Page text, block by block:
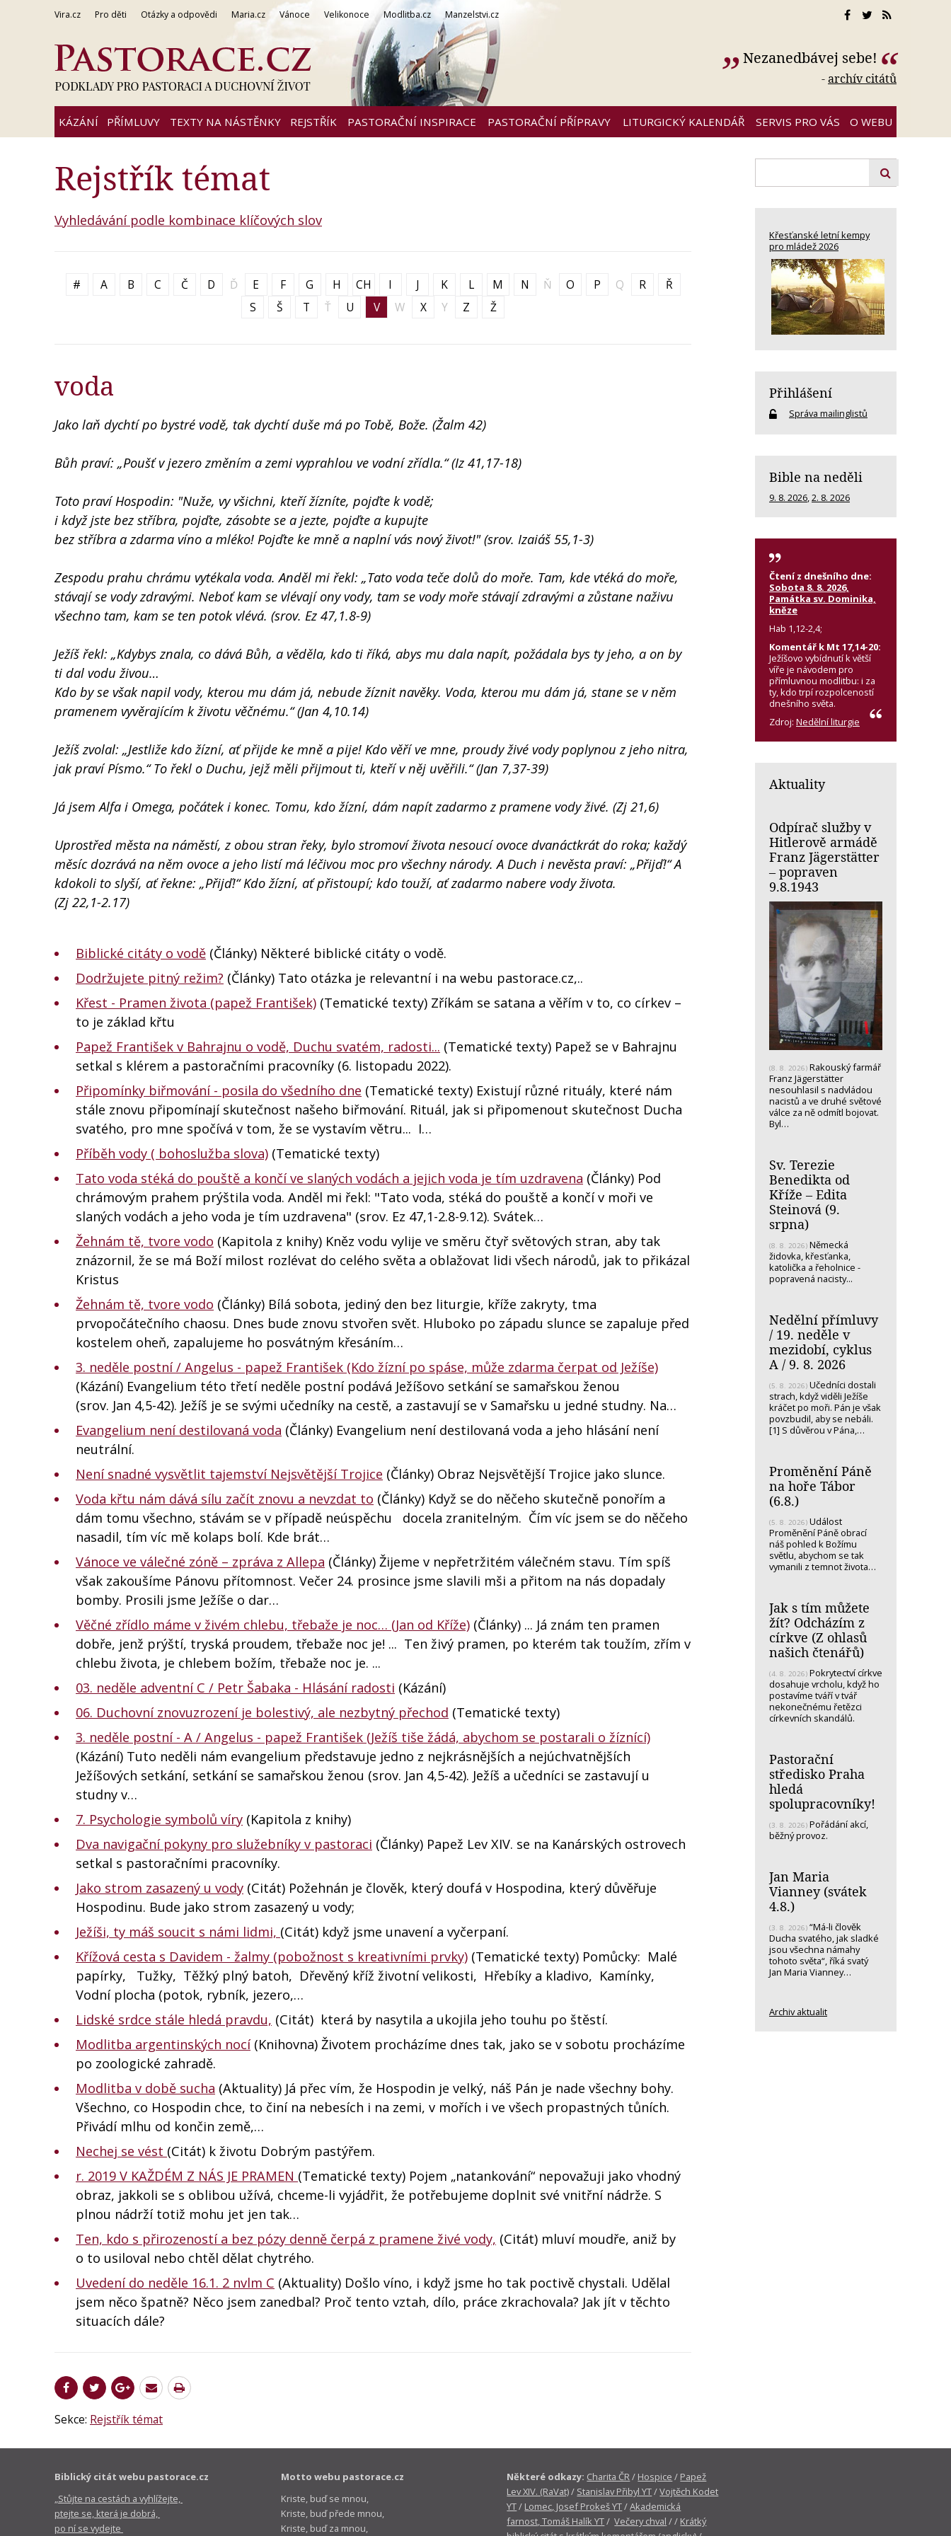
Vira.cz Pro děti Otázky a odpovědi Maria.cz Vánoce Velikonoce Modlitba.cz Manzelstvi.cz
Nezanedbávej sebe!
-archív citátů
KÁZÁNÍ PŘÍMLUVY TEXTY NA NÁSTĚNKY REJSTŘÍK PASTORAČNÍ INSPIRACE PASTORAČNÍ PŘÍPRAVY LITURGICKÝ KALENDÁŘ SERVIS PRO VÁS O WEBU
Rejstřík témat
Vyhledávání podle kombinace klíčových slov
# A B C Č D Ď E F G H CH I J K L M N Ň O P Q R
Ř
S
Š T Ť U V W X Y Z Ž
voda
Jako laň dychtí po bystré vodě, tak dychtí duše má po Tobě, Bože. (Žalm 42)
Bůh praví: „Poušť v jezero změním a zemi vyprahlou ve vodní zřídla.“ (Iz 41,17-18)
Toto praví Hospodin: "Nuže, vy všichni, kteří žízníte, pojďte k vodě;
i když jste bez stříbra, pojďte, zásobte se a jezte, pojďte a kupujte
bez stříbra a zdarma víno a mléko! Pojďte ke mně a naplní vás nový život!" (srov. Izaiáš 55,1-3)
Zespodu prahu chrámu vytékala voda. Anděl mi řekl: „Tato voda teče dolů do moře. Tam, kde vtéká do moře,
stávají se vody zdravými. Neboť kam se vlévají ony vody, tam se vody moře stávají zdravými a zůstane naživu
všechno tam, kam se ten potok vlévá. (srov. Ez 47,1.8-9)
Ježíš řekl: „Kdybys znala, co dává Bůh, a věděla, kdo ti říká, abys mu dala napít, požádala bys ty jeho, a on by
ti dal vodu živou…
Kdo by se však napil vody, kterou mu dám já, nebude žíznit navěky. Voda, kterou mu dám já, stane se v něm
pramenem vyvěrajícím k životu věčnému.“ (Jan 4,10.14)
Ježíš zvolal: „Jestliže kdo žízní, ať přijde ke mně a pije! Kdo věří ve mne, proudy živé vody poplynou z jeho nitra,
jak praví Písmo.“ To řekl o Duchu, jejž měli přijmout ti, kteří v něj uvěřili.“ (Jan 7,37-39)
Já jsem Alfa i Omega, počátek i konec. Tomu, kdo žízní, dám napít zadarmo z pramene vody živé. (Zj 21,6)
Uprostřed města na náměstí, z obou stran řeky, bylo stromoví života nesoucí ovoce dvanáctkrát do roka; každý
měsíc dozrává na něm ovoce a jeho listí má léčivou moc pro všechny národy. A Duch i nevěsta praví: „Přijď!“ A
kdokoli to slyší, ať řekne: „Přijď!“ Kdo žízní, ať přistoupí; kdo touží, ať zadarmo nabere vody života.
(Zj 22,1-2.17)
Biblické citáty o vodě (Články) Některé biblické citáty o vodě.
Dodržujete pitný režim? (Články) Tato otázka je relevantní i na webu pastorace.cz,..
Křest - Pramen života (papež František) (Tematické texty) Zříkám se satana a věřím v to, co církev –
to je základ křtu
Papež František v Bahrajnu o vodě, Duchu svatém, radosti... (Tematické texty) Papež se v Bahrajnu
setkal s klérem a pastoračními pracovníky (6. listopadu 2022).
Připomínky biřmování - posila do všedního dne (Tematické texty) Existují různé rituály, které nám
stále znovu připomínají skutečnost našeho biřmování. Rituál, jak si připomenout skutečnost Ducha
svatého, pro mne spočívá v tom, že se vystavím větru... I…
Příběh vody ( bohoslužba slova) (Tematické texty)
Tato voda stéká do pouště a končí ve slaných vodách a jejich voda je tím uzdravena (Články) Pod
chrámovým prahem prýštila voda. Anděl mi řekl: "Tato voda, stéká do pouště a končí v moři ve
slaných vodách a jeho voda je tím uzdravena" (srov. Ez 47,1-2.8-9.12). Svátek…
Žehnám tě, tvore vodo (Kapitola z knihy) Kněz vodu vylije ve směru čtyř světových stran, aby tak
znázornil, že se má Boží milost rozlévat do celého světa a oblažovat lidi všech národů, jak to přikázal
Kristus
Žehnám tě, tvore vodo (Články) Bílá sobota, jediný den bez liturgie, kříže zakryty, tma
prvopočátečního chaosu. Dnes bude znovu stvořen svět. Hluboko po západu slunce se zapaluje před
kostelem oheň, zapalujeme ho posvátným křesáním…
3. neděle postní / Angelus - papež František (Kdo žízní po spáse, může zdarma čerpat od Ježíše)
(Kázání) Evangelium této třetí neděle postní podává Ježíšovo setkání se samařskou ženou
(srov. Jan 4,5-42). Ježíš je se svými učedníky na cestě, a zastavují se v Samařsku u jedné studny. Na…
Evangelium není destilovaná voda (Články) Evangelium není destilovaná voda a jeho hlásání není
neutrální.
Není snadné vysvětlit tajemství Nejsvětější Trojice (Články) Obraz Nejsvětější Trojice jako slunce.
Voda křtu nám dává sílu začít znovu a nevzdat to (Články) Když se do něčeho skutečně ponořím a
dám tomu všechno, stávám se v případě neúspěchu docela zranitelným. Čím víc jsem se do něčeho
nasadil, tím víc mě kolaps bolí. Kde brát…
Vánoce ve válečné zóně – zpráva z Allepa (Články) Žijeme v nepřetržitém válečném stavu. Tím spíš
však zakoušíme Pánovu přítomnost. Večer 24. prosince jsme slavili mši a přitom na nás dopadaly
bomby. Prosili jsme Ježíše o dar…
Věčné zřídlo máme v živém chlebu, třebaže je noc… (Jan od Kříže) (Články) ... Já znám ten pramen
dobře, jenž prýští, tryská proudem, třebaže noc je! ... Ten živý pramen, po kterém tak toužím, zřím v
chlebu života, je chlebem božím, třebaže noc je. ...
03. neděle adventní C / Petr Šabaka - Hlásání radosti (Kázání)
06. Duchovní znovuzrození je bolestivý, ale nezbytný přechod (Tematické texty)
3. neděle postní - A / Angelus - papež František (Ježíš tiše žádá, abychom se postarali o žíznící)
(Kázání) Tuto neděli nám evangelium představuje jedno z nejkrásnějších a nejúchvatnějších
Ježíšových setkání, setkání se samařskou ženou (srov. Jan 4,5-42). Ježíš a učedníci se zastavují u
studny v…
7. Psychologie symbolů víry (Kapitola z knihy)
Dva navigační pokyny pro služebníky v pastoraci (Články) Papež Lev XIV. se na Kanárských ostrovech
setkal s pastoračními pracovníky.
Jako strom zasazený u vody (Citát) Požehnán je člověk, který doufá v Hospodina, který důvěřuje
Hospodinu. Bude jako strom zasazený u vody;
Ježíši, ty máš soucit s námi lidmi, (Citát) když jsme unavení a vyčerpaní.
Křížová cesta s Davidem - žalmy (pobožnost s kreativními prvky) (Tematické texty) Pomůcky: Malé
papírky, Tužky, Těžký plný batoh, Dřevěný kříž životní velikosti, Hřebíky a kladivo, Kamínky, ​
Vodní plocha (potok, rybník, jezero,…
Lidské srdce stále hledá pravdu, (Citát) která by nasytila a ukojila jeho touhu po štěstí.
Modlitba argentinských nocí(Knihovna) Životem procházíme dnes tak, jako se v sobotu procházíme
po zoologické zahradě.
Modlitba v době sucha (Aktuality) Já přec vím, že Hospodin je velký, náš Pán je nade všechny bohy.
Všechno, co Hospodin chce, to činí na nebesích i na zemi, v mořích i ve všech propastných tůních.
Přivádí mlhu od končin země,…
Nechej se vést (Citát) k životu Dobrým pastýřem.
r. 2019 V KAŽDÉM Z NÁS JE PRAMEN (Tematické texty) Pojem „natankování“ nepovažuji jako vhodný
obraz, jakkoli se s oblibou užívá, chceme-li vyjádřit, že potřebujeme doplnit své vnitřní nádrže. S
plnou nádrží totiž mohu jet jen tak…
Ten, kdo s přirozeností a bez pózy denně čerpá z pramene živé vody, (Citát) mluví moudře, aniž by
o to usiloval nebo chtěl dělat chytrého.
Uvedení do neděle 16.1. 2 nvlm C (Aktuality) Došlo víno, i když jsme ho tak poctivě chystali. Udělal
jsem něco špatně? Něco jsem zanedbal? Proč tento vztah, dílo, práce zkrachovala? Jak jít v těchto
situacích dále?
Sekce: Rejstřík témat
Křesťanské letní kempy
pro mládež 2026
Přihlášení
Správa mailinglistů
Bible na neděli
9. 8. 2026 2. 8. 2026
Čtení z dnešního dne:
Sobota 8. 8. 2026,
Památka sv. Dominika,
kněze
Hab 1,12-2,4;
Komentář k Mt 17,14-20:
Ježíšovo vybídnutí k větší
víře je návodem pro
přímluvnou modlitbu: i za
ty, kdo trpí rozpolceností
dnešního světa.
Zdroj: Nedělní liturgie
Aktuality
Odpírač služby v
Hitlerově armádě
Franz Jägerstätter
– popraven
9.8.1943
(8. 8. 2026) Rakouský farmář
Franz Jägerstätter
nesouhlasil s nadvládou
nacistů a ve druhé světové
válce za ně odmítl bojovat.
Byl…
Sv. Terezie
Benedikta od
Kříže – Edita
Steinová (9.
srpna)
(8. 8. 2026) Německá
židovka, křesťanka,
katolička a řeholnice -
popravená nacisty...
Nedělní přímluvy
/ 19. neděle v
mezidobí, cyklus
A / 9. 8. 2026
(5. 8. 2026) Učedníci dostali
strach, když viděli Ježíše
kráčet po moři. Pán je však
povzbudil, aby se nebáli.
[1] S důvěrou v Pána,…
Proměnění Páně
na hoře Tábor
(6.8.)
(5. 8. 2026) Událost
Proměnění Páně obrací
náš pohled k Božímu
světlu, abychom se tak
vymanili z temnot života…
Jak s tím můžete
žít? Odcházím z
církve (Z ohlasů
našich čtenářů)
(4. 8. 2026) Pokrytectví církve
dosahuje vrcholu, když ho
postavíme tváří v tvář
nekonečnému řetězci
církevních skandálů.
Pastorační
středisko Praha
hledá
spolupracovníky!
(3. 8. 2026) Pořádání akcí,
běžný provoz.
Jan Maria
Vianney (svátek
4.8.)
(3. 8. 2026) “Má-li člověk
Ducha svatého, jak sladké
jsou všechna námahy
tohoto světa“, říká svatý
Jan Maria Vianney…
Archiv aktualit
Biblický citát webu pastorace.cz
„Stůjte na cestách a vyhlížejte,
ptejte se, která je dobrá,
po ní se vydejte
Motto webu pastorace.cz
Kriste, buď se mnou,
Kriste, buď přede mnou,
Kriste, buď za mnou,
Některé odkazy: Charita ČR/ Hospice / Papež
Lev XIV. (RaVat)/ Stanislav Přibyl YT/Vojtěch Kodet
YT/ Lomec, Josef Prokeš YT/Akademická
farnost, Tomáš Halík YT/Večery chval / / Krátký